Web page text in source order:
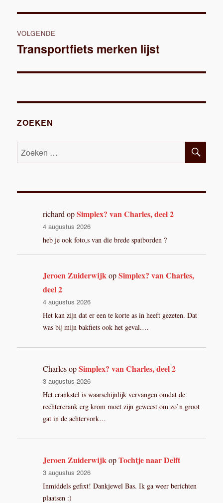
VOLGENDE
Volgend
Transportfiets merken lijst
ZOEKEN
Zoeken
naar:
richard opSimplex? van Charles, deel 2
4 augustus 2026
heb je ook foto,s van die brede spatborden ?
Jeroen Zuiderwijk opSimplex? van Charles,
deel 2
4 augustus 2026
Het kan zijn dat er een te korte as in heeft gezeten. Dat
was bij mijn bakfiets ook het geval.…
CharlesopSimplex? van Charles, deel 2
3 augustus 2026
Het crankstel is waarschijnlijk vervangen omdat de
rechtercrank erg krom moet zijn geweest om zo’n groot
gat in de achtervork…
Jeroen Zuiderwijk opTochtje naar Delft
3 augustus 2026
Inmiddels gefixt! Dankjewel Bas. Ik ga weer berichten
plaatsen :)